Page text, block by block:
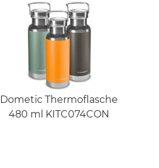
Dometic Thermoflasche
480 ml KITC074CON